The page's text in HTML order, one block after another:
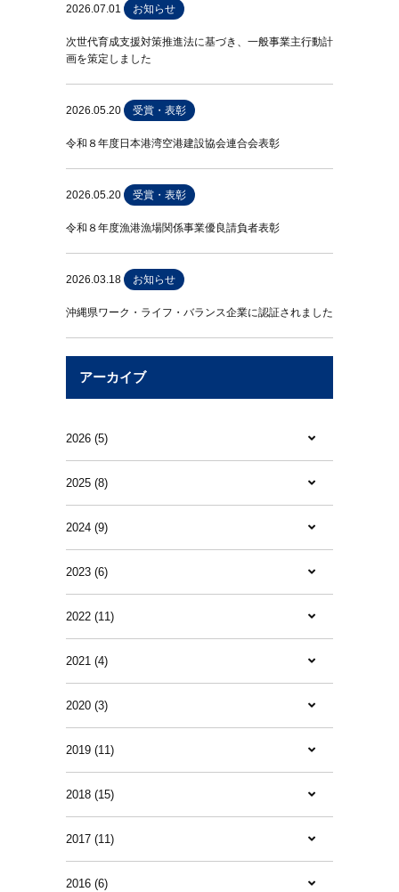
2026.07.01 お知らせ
次世代育成支援対策推進法に基づき、一般事業主行動計
画を策定しました
2026.05.20 受賞・表彰
令和８年度日本港湾空港建設協会連合会表彰
2026.05.20 受賞・表彰
令和８年度漁港漁場関係事業優良請負者表彰
2026.03.18 お知らせ
沖縄県ワーク・ライフ・バランス企業に認証されました
アーカイブ
2026 (5)
2025 (8)
2024 (9)
2023 (6)
2022 (11)
2021 (4)
2020 (3)
2019 (11)
2018 (15)
2017 (11)
2016 (6)